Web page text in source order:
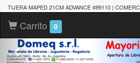
TIJERA MAPED 21CM ADVANCE 499110 |
Carrito 0